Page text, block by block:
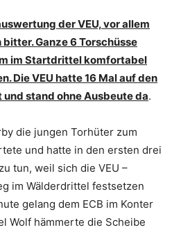
der VEU, vor allem
Ganze 6 Torschüsse
im Startdrittel komfortabel
Die VEU hatte 16 Mal auf den
stand ohne Ausbeute da.
die jungen Torhüter zum
und hatte in den ersten drei
tun, weil sich die VEU –
im Wälderdrittel festsetzen
gelang dem ECB im Konter
Wolf hämmerte die Scheibe